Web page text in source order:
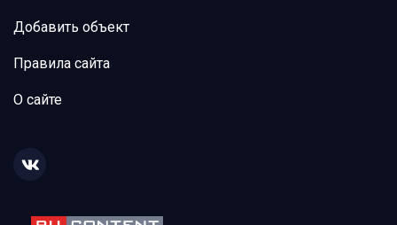
Добавить объект
Правила сайта
О сайте